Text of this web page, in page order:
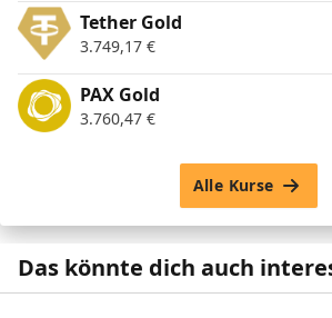
Tether Gold
3.749,17 €
PAX Gold
3.760,47 €
Alle Kurse
Das könnte dich auch